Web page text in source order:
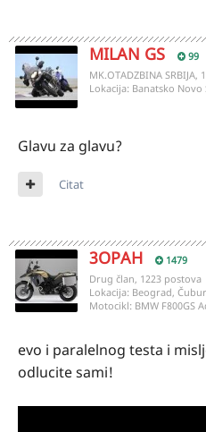
MILAN GS 99
MK.OTADZBINA SRBIJA,
Lokacija: Banatsko Novo
Glavu za glavu?
Citat
3OPAH 1479
Drug član, 1223 postova
Lokacija: Beograd,
Motocikl: BMW F800GS
evo i paralelnog testa i
odlucite sami!